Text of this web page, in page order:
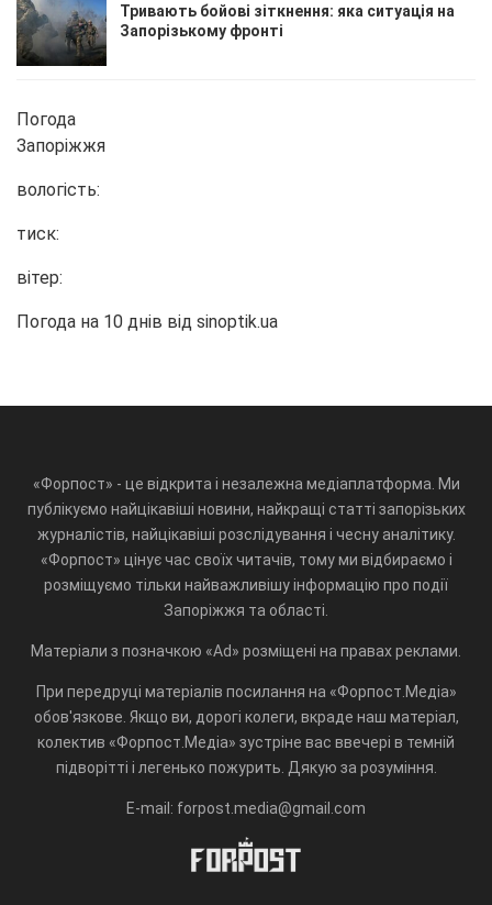
Тривають бойові зіткнення: яка ситуація на
Запорізькому фронті
Погода
Запоріжжя
вологість:
тиск:
вітер:
Погода на 10 днів від sinoptik.ua
«Форпост» - це відкрита і незалежна медіаплатформа. Ми
публікуємо найцікавіші новини, найкращі статті запорізьких
журналістів, найцікавіші розслідування і чесну аналітику.
«Форпост» цінує час своїх читачів, тому ми відбираємо і
розміщуємо тільки найважливішу інформацію про події
Запоріжжя та області.
Матеріали з позначкою «Ad» розміщені на правах реклами.
При передруці матеріалів посилання на «Форпост.Медіа»
обов'язкове. Якщо ви, дорогі колеги, вкраде наш матеріал,
колектив «Форпост.Медіа» зустріне вас ввечері в темній
підворітті і легенько пожурить. Дякую за розуміння.
E-mail: forpost.media@gmail.com